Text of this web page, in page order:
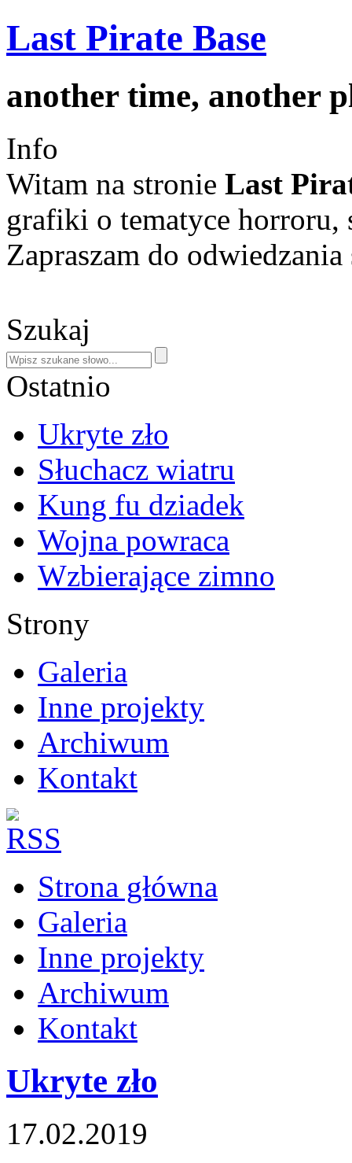
Last Pirate Base
another time, another
Info
Witam na stronie Last
grafiki o tematyce horroru,
Zapraszam do
Szukaj
Ostatnio
Ukryte zło
Słuchacz wiatru
Kung fu dziadek
Wojna powraca
Wzbierające zimno
Strony
Galeria
Inne projekty
Archiwum
Kontakt
Strona główna
Galeria
Inne projekty
Archiwum
Kontakt
Ukryte zło
17.02.2019